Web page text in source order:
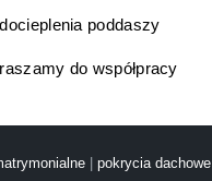
poddaszy
do współpracy
pokrycia dachowe